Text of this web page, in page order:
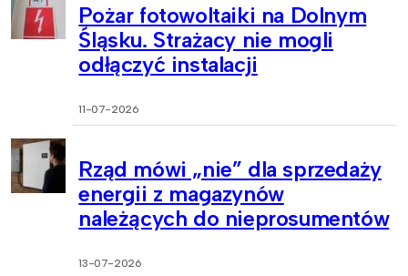
Pożar fotowoltaiki na Dolnym
Śląsku. Strażacy nie mogli
odłączyć instalacji
11-07-2026
Rząd mówi „nie” dla sprzedaży
energii z magazynów
należących do nieprosumentów
13-07-2026